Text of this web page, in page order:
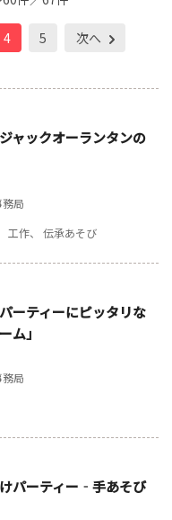
4 5 次へ
ャックオーランタンの
務局
工作 伝承あそび
ーティーにピッタリな
ム」
務局
パーティー‐手あそび